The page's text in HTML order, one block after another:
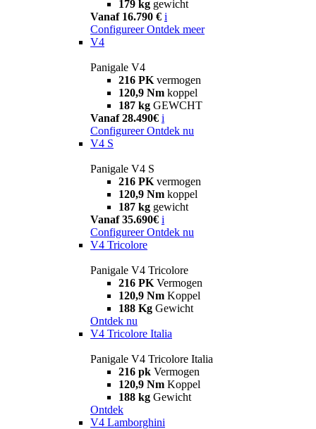
179 kg gewicht
Vanaf 16.790 € i
Configureer Ontdek meer
V4
Panigale V4
216 PK vermogen
120,9 Nm koppel
187 kg GEWCHT
Vanaf 28.490€ i
Configureer Ontdek nu
V4 S
Panigale V4 S
216 PK vermogen
120,9 Nm koppel
187 kg gewicht
Vanaf 35.690€ i
Configureer Ontdek nu
V4 Tricolore
Panigale V4 Tricolore
216 PK Vermogen
120,9 Nm Koppel
188 Kg Gewicht
Ontdek nu
V4 Tricolore Italia
Panigale V4 Tricolore Italia
216 pk Vermogen
120,9 Nm Koppel
188 kg Gewicht
Ontdek
V4 Lamborghini